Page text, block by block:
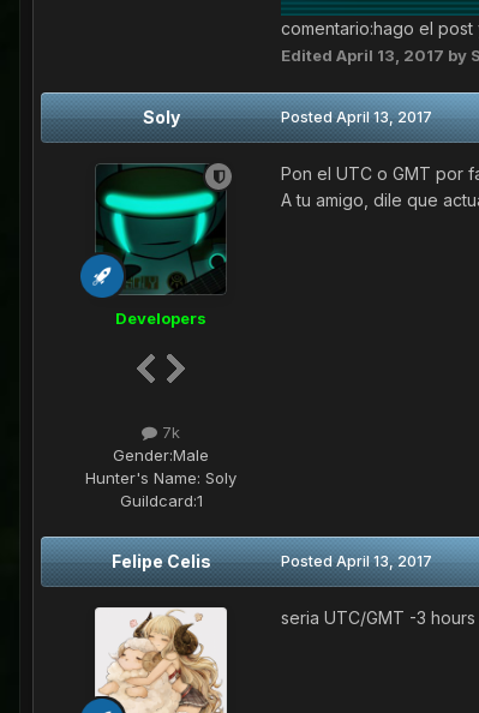
comentario:hago el
Edited April 13, 2017 by
Soly
Developers
7k
Gender:Male
Hunter's Name: Soly
Guildcard:1
PostedApril 13, 2017
Pon el UTC o GMT por
A tu amigo, dile que
Felipe Celis PostedApril 13, 2017
seria UTC/GMT -3 hours